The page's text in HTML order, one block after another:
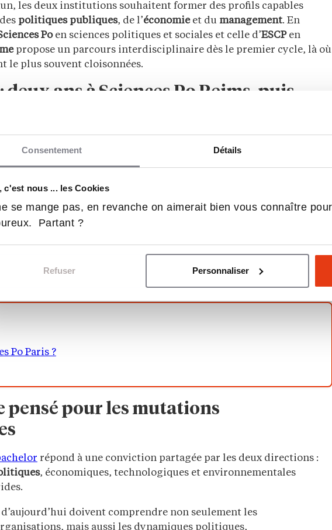
Consentement Détails
c'est nous ... les Cookies
se mange pas, en revanche on aimerait bien vous connaître
Partant ?
Refuser Personnaliser
les deux institutions souhaitent former des profils capables
politiques publiques, de l’économieet du management. En
Poen sciences politiques et sociales et celle d’ESCP en
propose un parcours interdisciplinaire dès le premier cycle, là où
le plus souvent cloisonnées.
ans à Sciences Po Reims, puis
autour des campus des deux établissements. Les
années sur le campus de
Sciences Poà Reims, avant de
années suivantes. La troisième année se déroulera sur lecampus
sur l’un des autres campus européens d’ESCP, à Berlin,
des possibilités de
s’orienter vers les secteurs public, privé ou associatif, ou
les plus talentueux indépendamment de leurs moyens, les
bourses attribuées sur critères sociaux et d’excellence
l’intégralité des frais de scolarité.
Po Paris ?
pensé pour les mutations
répond à une conviction partagée par les deux directions :
, économiques, technologiques et environnementales
doivent comprendre non seulement les
mais aussi les dynamiques politiques,